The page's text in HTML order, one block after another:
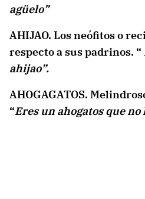
agüelo”
AHIJAO. Los neófitos o
respecto a sus padrinos. “
ahijao”.
AHOGAGATOS.
“Eres un ahogatos que